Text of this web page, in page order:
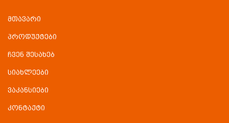
მთავარი
პროდუქტები
ჩვენ შესახებ
სიახლეები
ვაკანსიები
კონტაქტი